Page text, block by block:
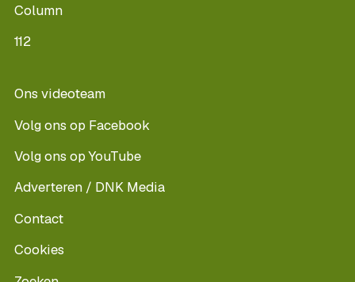
Column
112
Ons videoteam
Volg ons op Facebook
Volg ons op YouTube
Adverteren / DNK Media
Contact
Cookies